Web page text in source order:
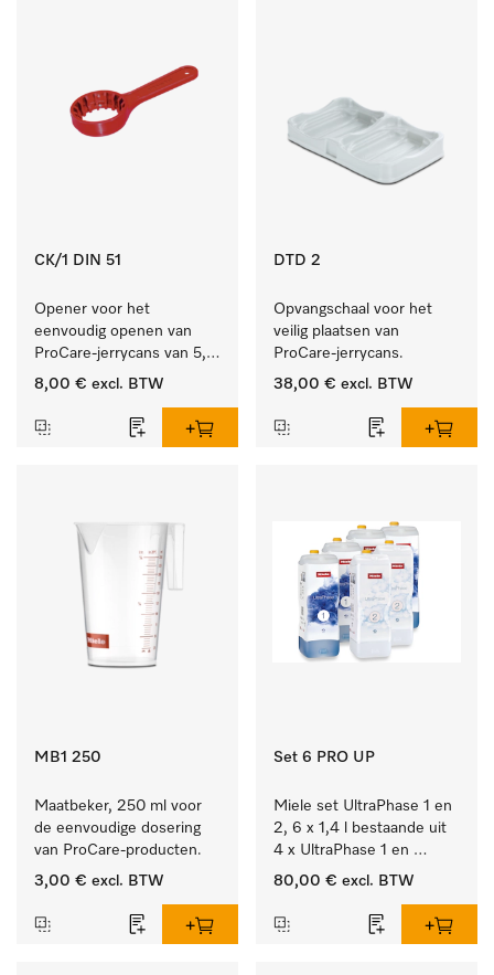
CK/1 DIN 51
Opener voor het
eenvoudig openen van
ProCare-jerrycans van 5,
10 en 20 l.
8,00 € excl. BTW
DTD 2
Opvangschaal voor het
veilig plaatsen van
ProCare-jerrycans.
38,00 € excl. BTW
MB1 250
Maatbeker, 250 ml voor
de eenvoudige dosering
van ProCare-producten.
3,00 € excl. BTW
Set 6 PRO UP
Miele set UltraPhase 1 en
2, 6 x 1,4 l bestaande uit
4 x UltraPhase 1 en
2 x UltraPhase 2.
80,00 € excl. BTW